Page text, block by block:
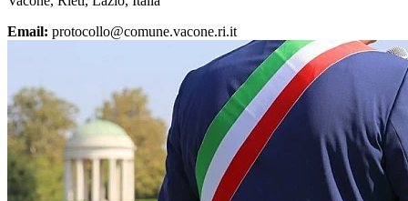
Email: protocollo@comune.vacone.ri.it